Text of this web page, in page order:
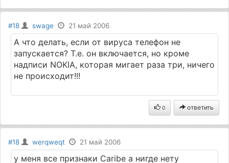
#18 swage 21 май 2006
А что делать, если от вируса телефон не
запускается? Т.е. он включается, но кроме
надписи NOKIA, которая мигает раза три, ничего
не происходит!!!
0 ответить
#18 werqweqt 21 май 2006
у меня все признаки Caribe а нигде нету